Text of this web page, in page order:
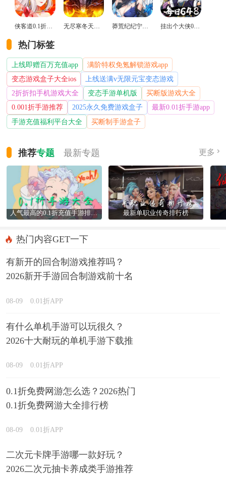
侠客道0.1折变态版 无尽寒冬天蛇新春送礼版 莽荒纪纪宁传奇0.1折送无限连抽版 挂出个大侠0.05折免单福利版
热门标签
上线即赠百万充值app
满阶特权免氪解锁游戏app
变态游戏盒子大全ios
上线送满v无限元宝变态游戏
2折折扣手机游戏大全
变态手游单机版
买断版游戏大全
0.001折手游推荐
2025永久免费游戏盒子
最新0.01折手游app
手游充值福利平台大全
买断制手游盒子
推荐专题 最新专题 更多
人气最高的0.1折充值手游排行榜 最新单职业传奇排行榜
热门内容GET一下
有新开的回合制游戏推荐吗？
2026新开手游回合制游戏前十名
08-09 0.01折APP
有什么单机手游可以玩很久？
2026十大耐玩的单机手游下载推
08-09 0.01折APP
0.1折免费网游怎么选？2026热门
0.1折免费网游大全排行榜
08-09 0.01折APP
二次元卡牌手游哪一款好玩？
2026二次元抽卡养成类手游推荐